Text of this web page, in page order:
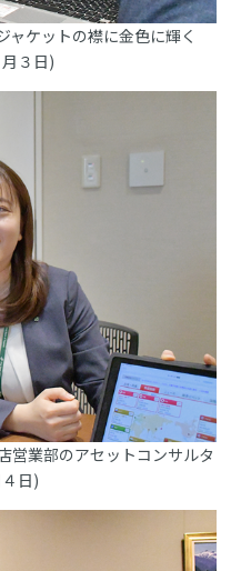
ャケットの襟に金色に輝く
３日)
営業部のアセットコンサルタ
日)